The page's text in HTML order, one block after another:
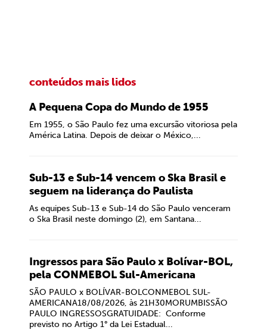
conteúdos mais lidos
A Pequena Copa do Mundo de 1955
Em 1955, o São Paulo fez uma excursão vitoriosa pela
América Latina. Depois de deixar o México,...
Sub-13 e Sub-14 vencem o Ska Brasil e
seguem na liderança do Paulista
As equipes Sub-13 e Sub-14 do São Paulo venceram
o Ska Brasil neste domingo (2), em Santana...
Ingressos para São Paulo x Bolívar-BOL,
pela CONMEBOL Sul-Americana
SÃO PAULO x BOLÍVAR-BOLCONMEBOL SUL-
AMERICANA18/08/2026, às 21H30MORUMBISSÃO
PAULO INGRESSOSGRATUIDADE: Conforme
previsto no Artigo 1° da Lei Estadual...